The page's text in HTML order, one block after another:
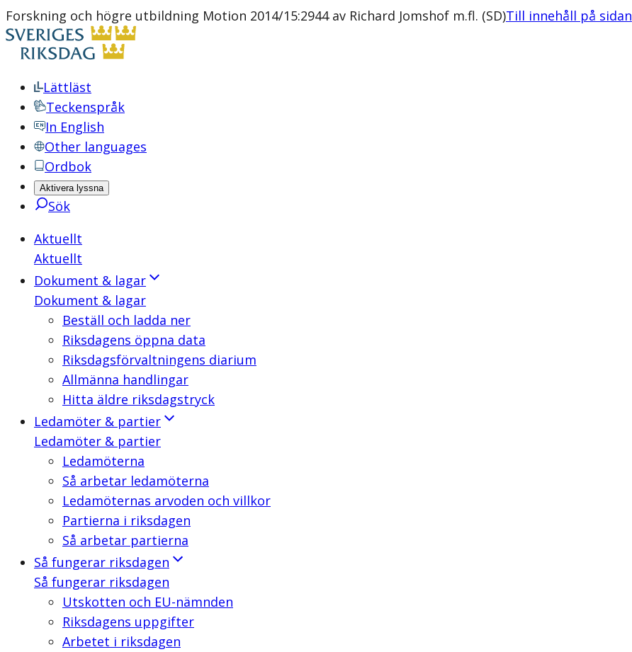
Forskning och högre utbildning Motion 2014/15:2944 av Richard Jomshof m.fl. (SD)Till innehåll på sidan
Lättläst
Teckenspråk
In English
Other languages
Ordbok
Aktivera lyssna
Sök
Aktuellt
Aktuellt
Dokument & lagar
Dokument & lagar
Beställ och ladda ner
Riksdagens öppna data
Riksdagsförvaltningens diarium
Allmänna handlingar
Hitta äldre riksdagstryck
Ledamöter & partier
Ledamöter & partier
Ledamöterna
Så arbetar ledamöterna
Ledamöternas arvoden och villkor
Partierna i riksdagen
Så arbetar partierna
Så fungerar riksdagen
Så fungerar riksdagen
Utskotten och EU-nämnden
Riksdagens uppgifter
Arbetet i riksdagen